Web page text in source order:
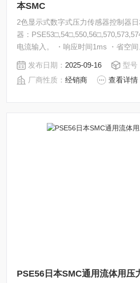
本SMC
2色显示式数字式压力传感器控制器
器：
电流输入。 ・响应时间1ms ・省空
密设置。 ・支持面板安装、支架安装
发布日期： 2025-09-16 型号
厂商性质：经销商 查看详情
PSE56日本SMC通用流体用压